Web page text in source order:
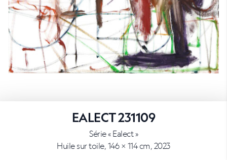
EALECT 231109
Série « Ealect »
Huile sur toile, 146 × 114 cm, 2023